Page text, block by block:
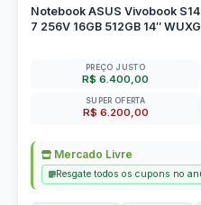
Notebook ASUS Vivobook
7 256V 16GB 512GB 14″
PREÇO JUSTO
R$ 6.400,00
SUPER OFERTA
R$ 6.200,00
Mercado Livre
Resgate todos os cupons no